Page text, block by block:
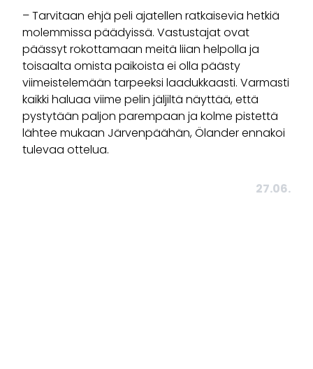
– Tarvitaan ehjä peli ajatellen ratkaisevia hetkiä
molemmissa päädyissä. Vastustajat ovat
päässyt rokottamaan meitä liian helpolla ja
toisaalta omista paikoista ei olla päästy
viimeistelemään tarpeeksi laadukkaasti. Varmasti
kaikki haluaa viime pelin jäljiltä näyttää, että
pystytään paljon parempaan ja kolme pistettä
lähtee mukaan Järvenpäähän, Ölander ennakoi
tulevaa ottelua.
27.06.